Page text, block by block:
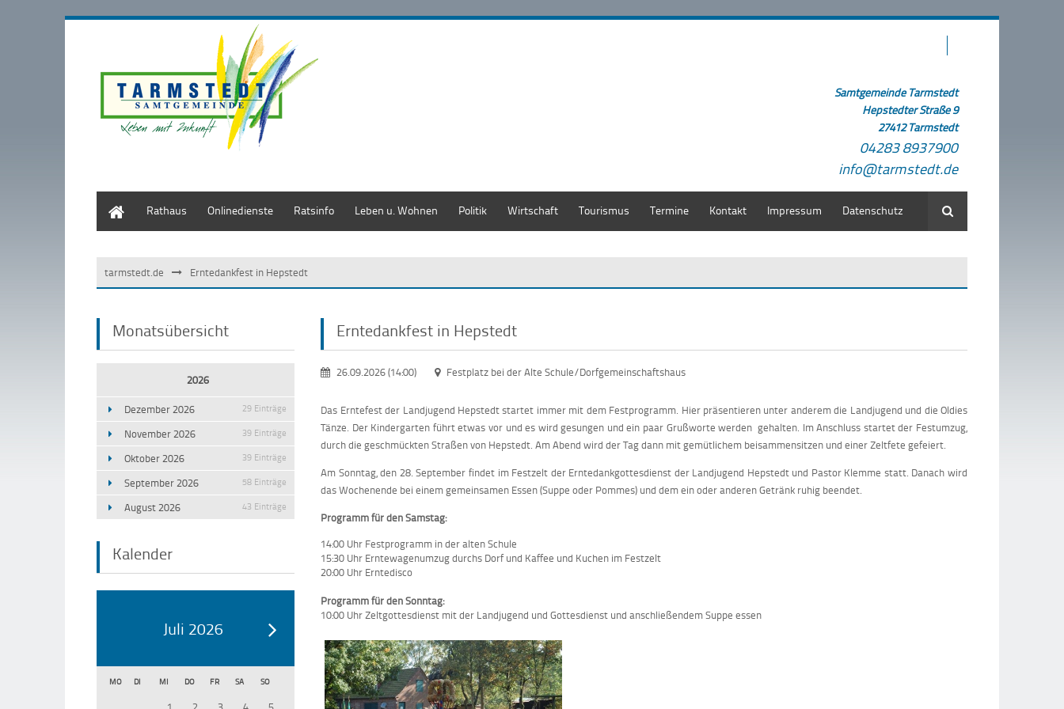
Samtgemeinde Tarmstedt
Hepstedter Straße 9
27412 Tarmstedt
04283 8937900
info@tarmstedt.de
Rathaus Onlinedienste Ratsinfo Leben u. Wohnen Politik Wirtschaft Tourismus Termine Kontakt Impressum Datenschutz Suche
tarmstedt.de Erntedankfest in Hepstedt
Monatsübersicht
2026
Dezember 2026 29 Einträge
November 2026 39 Einträge
Oktober 2026 39 Einträge
September 2026 58 Einträge
August 2026 43 Einträge
Kalender
Juli 2026
MO DI MI DO FR SA SO
Erntedankfest in Hepstedt
26.09.2026 (14:00) Festplatz bei der Alte Schule/Dorfgemeinschaftshaus
Das Erntefest der Landjugend Hepstedt startet immer mit dem Festprogramm. Hier präsentieren unter anderem die Landjugend und die Oldies
Tänze. Der Kindergarten führt etwas vor und es wird gesungen und ein paar Grußworte werden gehalten. Im Anschluss startet der Festumzug,
durch die geschmückten Straßen von Hepstedt. Am Abend wird der Tag dann mit gemütlichem beisammensitzen und einer Zeltfete gefeiert.
Am Sonntag, den 28. September findet im Festzelt der Erntedankgottesdienst der Landjugend Hepstedt und Pastor Klemme statt. Danach wird
das Wochenende bei einem gemeinsamen Essen (Suppe oder Pommes) und dem ein oder anderen Getränk ruhig beendet.
Programm für den Samstag:
14:00 Uhr Festprogramm in der alten Schule
15:30 Uhr Erntewagenumzug durchs Dorf und Kaffee und Kuchen im Festzelt
20:00 Uhr Erntedisco
Programm für den Sonntag:
10:00 Uhr Zeltgottesdienst mit der Landjugend und Gottesdienst und anschließendem Suppe essen